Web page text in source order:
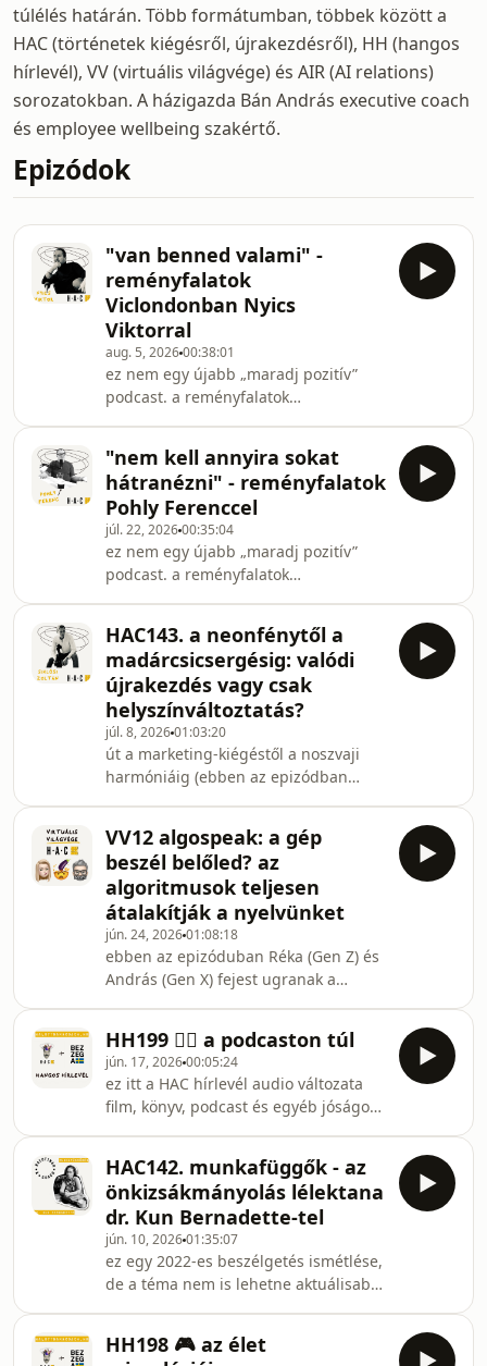
túlélés határán. Több formátumban, többek között a
HAC (történetek kiégésről, újrakezdésről), HH (hangos
hírlevél), VV (virtuális világvége) és AIR (AI relations)
sorozatokban. A házigazda Bán András executive coach
és employee wellbeing szakértő.
Epizódok
"van benned valami" -
reményfalatok
Viclondonban Nyics
Viktorral
aug. 5, 202600:38:01
ez nem egy újabb „maradj pozitív”
podcast. a reményfalatok
naivitásmentes reményről és azokról
az apró hétköznapi pillanatokról,
amikor valaki váratlanul felemelt
minket.minden adásban ugyanazt a
kérdéssort járjuk végig:az emberi
lépték: mikor éreztük magunkat
utoljára „jó embernek”, és ki volt az,
aki egy apró gesztussal megmentet
"nem kell annyira sokat
hátranézni" - reményfalatok
Pohly Ferenccel
júl. 22, 202600:35:04
ez nem egy újabb „maradj pozitív”
podcast. a reményfalatok
naivitásmentes reményről és azokról
az apró hétköznapi pillanatokról,
amikor valaki váratlanul felemelt
minket.minden adásban ugyanazt a
kérdéssort járjuk végig:az emberi
lépték: mikor éreztük magunkat
utoljára „jó embernek”, és ki volt az,
aki egy apró gesztussal megmentet
HAC143. a neonfénytől a
madárcsicsergésig: valódi
újrakezdés vagy csak
helyszínváltoztatás?
júl. 8, 202601:03:20
út a marketing-kiégéstől a noszvaji
harmóniáig (ebben az epizódban
valójában egy jól csomagolt csapda,
amiben a saját életed statisztájává
válsz. azt hisszük, hogy a magasabb
büdzsé, a nagyobb csapat és a menő
iroda a siker, közben pedig észre sem
vesszük, hogy az időt már nem
órákban, hanem a felhalmozódó
nespresso kapszulákban mérjük.
VV12 algospeak: a gép
beszél belőled? az
algoritmusok teljesen
átalakítják a nyelvünket
jún. 24, 202601:08:18
ebben az epizóduban Réka (Gen Z) és
András (Gen X) fejest ugranak a
Aleksic Algospeak című sikerkönyve
alapján feltárjuk, hogyan váltak az
algoritmusok a nyelvünk láthatatlan
„társszerzőivé”, és miért alakul át
alapjaiban az, ahogyan a neten és
már offline is kommunikálunk.tarts
velünk, és tudd meg, hogy te
beszéled-e még a saját nye
HH199 🐦‍🔥 a podcaston túl
jún. 17, 202600:05:24
ez itt a HAC hírlevél audio változata
film, könyv, podcast és egyéb jóságok
- - - - - kapcsolat:egyéni és csoportos
coaching, employee wellbeing
programok: banandras.huiratkozz fel
a heti HAC hírlevélre!csatlakozz a HAC
közösség fb csoporthoz!kövess az
instagramon
@halottnakacoach!adásnapló és blog:
halottnakacoach.hut
HAC142. munkafüggők - az
önkizsákmányolás lélektana
dr. Kun Bernadette-tel
jún. 10, 202601:35:07
ez egy 2022-es beszélgetés ismétlése,
de a téma nem is lehetne aktuálisabb:
szerzőjével.- - - - - - - -
HH198 🎮 az élet